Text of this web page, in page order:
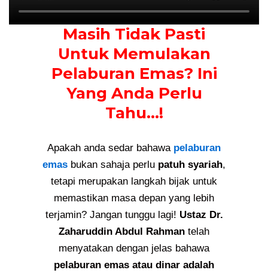
Masih Tidak Pasti
Untuk Memulakan
Pelaburan Emas? Ini
Yang Anda Perlu
Tahu…!
Apakah anda sedar bahawa pelaburan
emas bukan sahaja perlu patuh syariah,
tetapi merupakan langkah bijak untuk
memastikan masa depan yang lebih
terjamin? Jangan tunggu lagi! Ustaz Dr.
Zaharuddin Abdul Rahman telah
menyatakan dengan jelas bahawa
pelaburan emas atau dinar adalah